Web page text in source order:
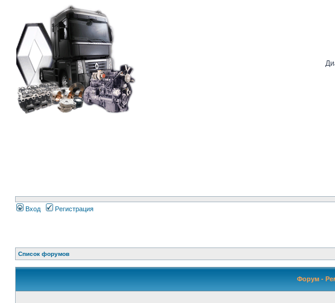
Вход Регистрация
Список форумов
Форум -